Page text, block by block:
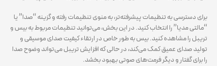
برای دسترسی به تنظیمات پیشرفته‌تر، به منوی تنظیمات رفته و گزینه “صدا” یا
“مالتی مدیا” را انتخاب کنید. در این بخش، می‌توانید تنظیمات مربوط به بیس و
تریبل را مشاهده کنید. بیس به طور خاص در ارتقاء کیفیت صدای موسیقی و
تولید صدای عمیق کمک می‌کند، در حالی که افزایش تریبل می‌تواند وضوح صدا
را برای گفتار و دیگر فرمت‌های صوتی بهبود بخشد.